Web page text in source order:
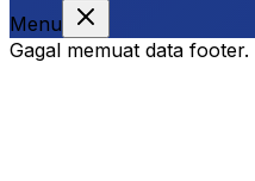
Menu
Gagal memuat data footer.